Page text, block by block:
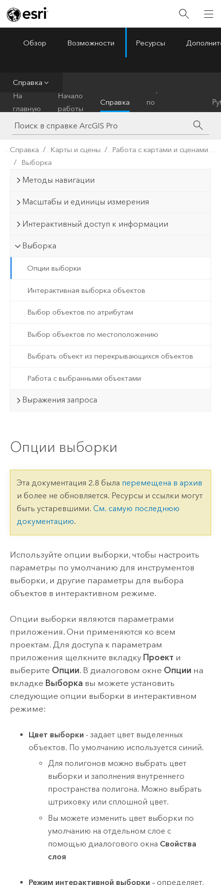
ArcGIS Pro
Обзор Возможности Ресурсы
Справка
На
главную
Начало
работы
Справка
по
инструментам
Справка Карты и сцены
Работа с картами и сценами
Выборка
Методы навигации
Масштабы и единицы измерения
Интерактивный доступ к информации
Выборка
Опции выборки
Интерактивная выборка объектов
Выбор объектов по атрибутам
Выбор объектов по местоположению
Выбрать объект из перекрывающихся объектов
Работа с выбранными объектами
Выражения запроса
Опции выборки
Эта документация 2.8 была перемещена в архив
и более не обновляется. Ресурсы и ссылки могут
быть устаревшими. См. самую последнюю
документацию.
Используйте опции выборки, чтобы настроить
параметры по умолчанию для инструментов
выборки, и другие параметры для выбора
объектов в интерактивном режиме.
Опции выборки являются параметрами
приложения. Они применяются ко всем
проектам. Для доступа к параметрам
приложения щелкните вкладку Проект и
выберите Опции. В диалоговом окне Опции на
вкладке Выборка вы можете установить
следующие опции выборки в интерактивном
режиме:
Цвет выборки - задает цвет выделенных
объектов. По умолчанию используется синий.
Для полигонов можно выбрать цвет
выборки и заполнения внутреннего
пространства полигона. Можно выбрать
штриховку или сплошной цвет.
Вы можете изменить цвет выборки по
умолчанию на отдельном слое с
помощью диалогового окна Свойства
слоя
Режим интерактивной выборки – определяет,